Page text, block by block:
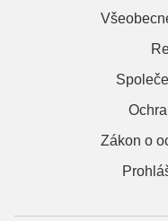
Zákon o